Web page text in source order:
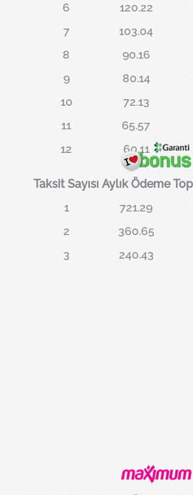
6 120.22
7
103.04
8
90.16
9
80.14
10
72.13
11
65.57
12
60.11
Taksit Sayısı Aylık Ödeme
1
721.29
2
360.65
3
240.43